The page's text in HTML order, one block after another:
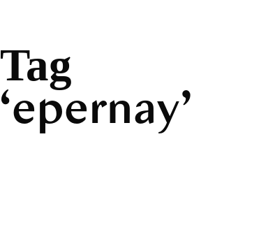
Tag
epernay